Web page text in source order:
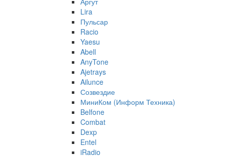
Lira
Пульсар
Racio
Yaesu
Abell
AnyTone
Ajetrays
Ailunce
Созвездие
МиниКом (Информ Техника)
Belfone
Combat
Dexp
Entel
iRadio